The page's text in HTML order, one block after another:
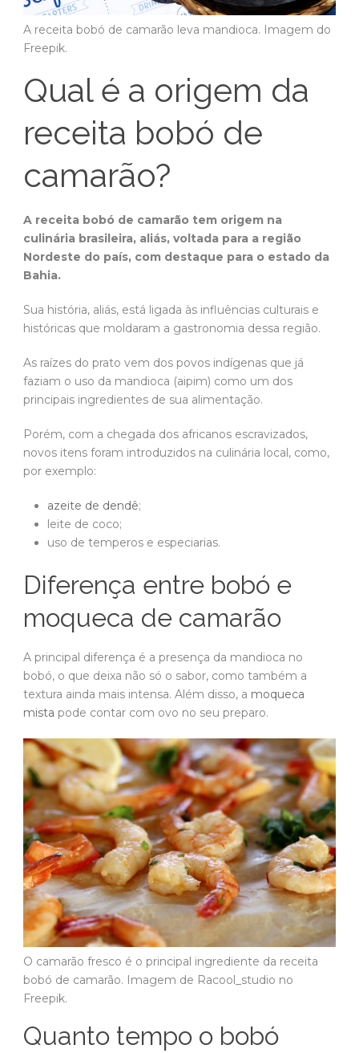
A receita bobó de camarão leva mandioca. Imagem do
Freepik.
Qual é a origem da
receita bobó de
camarão?
A receita bobó de camarão tem origem na
culinária brasileira, aliás, voltada para a região
Nordeste do país, com destaque para o estado da
Bahia.
Sua história, aliás, está ligada às influências culturais e
históricas que moldaram a gastronomia dessa região.
As raízes do prato vem dos povos indígenas que já
faziam o uso da mandioca (aipim) como um dos
principais ingredientes de sua alimentação.
Porém, com a chegada dos africanos escravizados,
novos itens foram introduzidos na culinária local, como,
por exemplo:
azeite de dendê;
leite de coco;
uso de temperos e especiarias.
Diferença entre bobó e
moqueca de camarão
A principal diferença é a presença da mandioca no
bobó, o que deixa não só o sabor, como também a
textura ainda mais intensa. Além disso, a moqueca
mista pode contar com ovo no seu preparo.
O camarão fresco é o principal ingrediente da receita
bobó de camarão. Imagem de Racool_studio no
Freepik.
Quanto tempo o bobó